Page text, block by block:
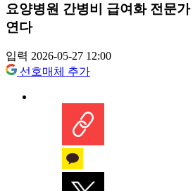
요양병원 간병비 급여화 전문
연다
입력 2026-05-27 12:00
선호매체 추가